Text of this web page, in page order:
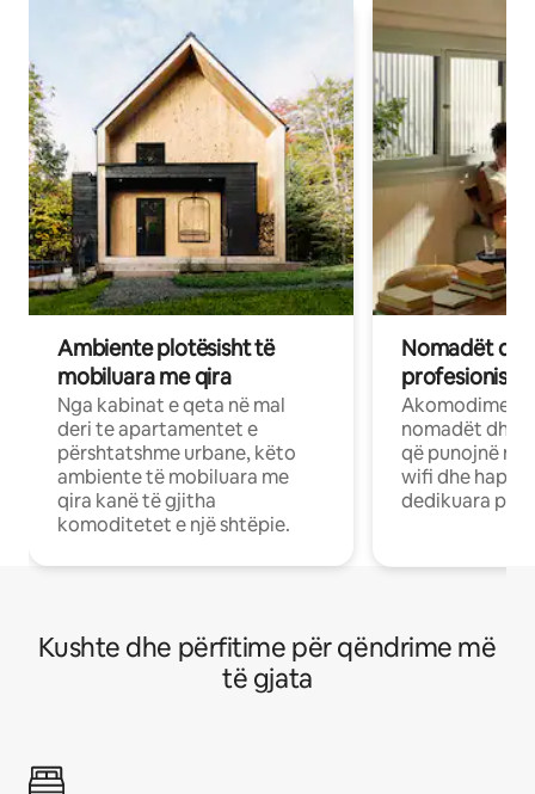
Ambiente plotësisht të
mobiluara me qira
Nga kabinat e qeta në mal
deri te apartamentet e
përshtatshme urbane, këto
ambiente të mobiluara me
qira kanë të gjitha
komoditetet e një shtëpie.
Nomadët
Akomodime
nomadët dhe
që punojnë në
wifi dhe
dedikuara
Kushte dhe përfitime për qëndrime më
të gjata